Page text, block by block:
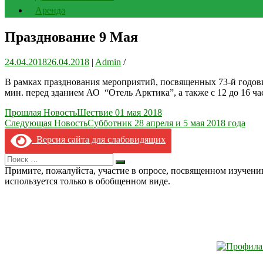
Аренда
Празднование 9 Мая
24.04.201826.04.2018 | Admin /
В рамках празднования мероприятий, посвященных 73-й
мин. перед зданием АО “Отель Арктика”, а также с 12 до 16
Навигация
по
записям
Прошлая НовостьШествие 01 мая 2018
Следующая НовостьСубботник 28 апреля и 5 мая 2018 года
Версия сайта для слабовидящих
Search
for:
Искать
Примите, пожалуйста, участие в опросе, посвященном
используется только в обобщенном виде.